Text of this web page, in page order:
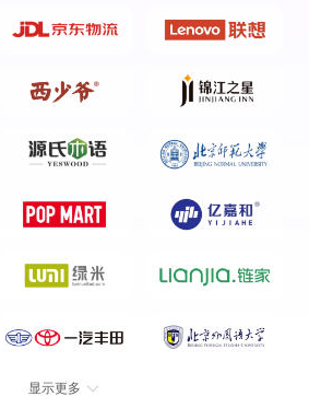
显示更多